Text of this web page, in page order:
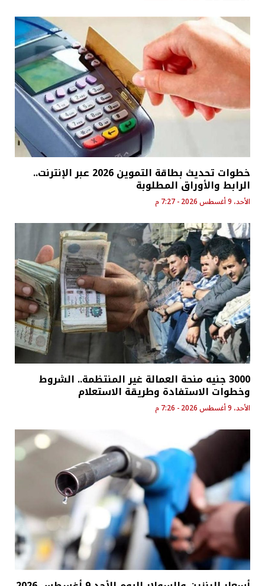
خطوات تحديث بطاقة التموين 2026 عبر الإنترنت..
الرابط والأوراق المطلوبة
الأحد، 9 أغسطس 2026 - 7:27 م
3000 جنيه منحة العمالة غير المنتظمة.. الشروط
وخطوات الاستفادة وطريقة الاستعلام
الأحد، 9 أغسطس 2026 - 7:26 م